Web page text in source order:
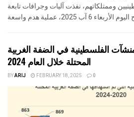
وممتلكاتهم، نفذت آليات وجرافات تابعة
الفلسطينية في الضفة الغربية
المحتلة خلال العام 2024
BYARIJ FEBRUARY 18, 2025 0